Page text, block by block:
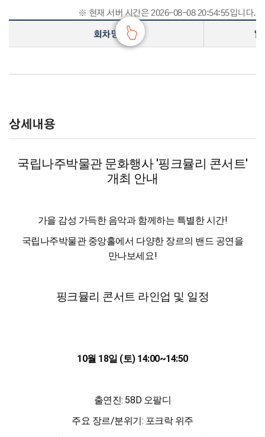
※ 현재 서버 시간은2026-08-08 20:54:55입니다.
행사회차 및 예약현황표입니다. 회차명, 행사일시, 행사기간, 접수기간, 신청/정원, 관련자료, 접수상태의 내용을 제공합니다.
회차명
상세내용
국립나주박물관 문화행사 '핑크뮬리 콘서트'
개최 안내
가을 감성 가득한 음악과 함께하는 특별한 시간!
국립나주박물관 중앙홀에서 다양한 장르의 밴드 공연을
만나보세요!
핑크뮬리 콘서트 라인업 및 일정
10월 18일 (토) 14:00~14:50
출연진: 58D 오팔디
주요 장르/분위기: 포크락 위주